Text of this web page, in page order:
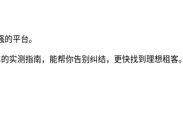
平台。
实测指南，能帮你告别纠结，更快找到理想租客。